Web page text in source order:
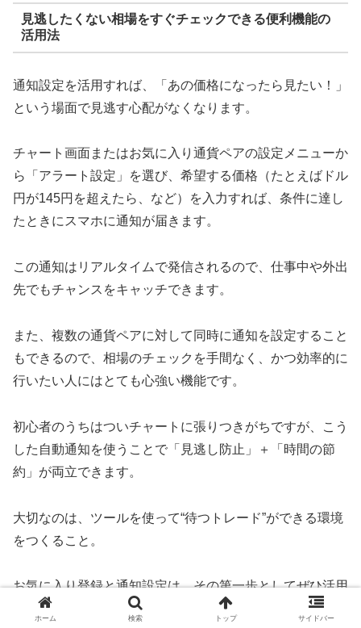
見逃したくない相場をすぐチェックできる便利機能の
活用法
通知設定を活用すれば、「あの価格になったら見たい！」
という場面で見逃す心配がなくなります。
チャート画面またはお気に入り通貨ペアの設定メニューか
ら「アラート設定」を選び、希望する価格（たとえばドル
円が145円を超えたら、など）を入力すれば、条件に達し
たときにスマホに通知が届きます。
この通知はリアルタイムで発信されるので、仕事中や外出
先でもチャンスをキャッチできます。
また、複数の通貨ペアに対して同時に通知を設定すること
もできるので、相場のチェックを手間なく、かつ効率的に
行いたい人にはとても心強い機能です。
初心者のうちはついチャートに張りつきがちですが、こう
した自動通知を使うことで「見逃し防止」＋「時間の節
約」が両立できます。
大切なのは、ツールを使って“待つトレード”ができる環境
をつくること。
お気に入り登録と通知設定は、その第一歩としてぜひ活用
してみてください。
ホーム 検索 トップ サイドバー